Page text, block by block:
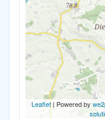
Leaflet| Powered by